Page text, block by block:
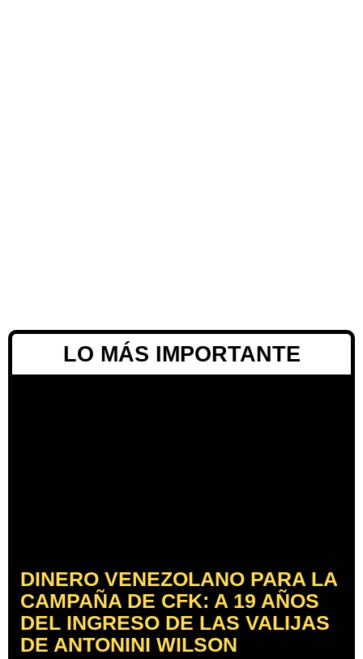
LO MÁS IMPORTANTE
DINERO VENEZOLANO PARA LA
CAMPAÑA DE CFK: A 19 AÑOS
DEL INGRESO DE LAS VALIJAS
DE ANTONINI WILSON